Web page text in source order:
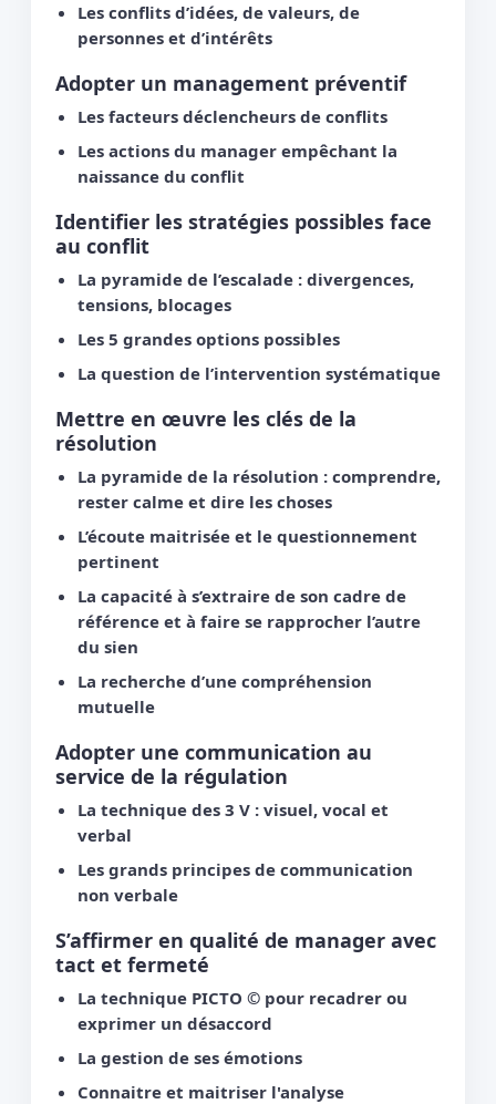
Les conflits d’idées, de valeurs, de
personnes et d’intérêts
Adopter un management préventif
Les facteurs déclencheurs de conflits
Les actions du manager empêchant la
naissance du conflit
Identifier les stratégies possibles face
au conflit
La pyramide de l’escalade : divergences,
tensions, blocages
Les 5 grandes options possibles
La question de l’intervention systématique
Mettre en œuvre les clés de la
résolution
La pyramide de la résolution : comprendre,
rester calme et dire les choses
L’écoute maitrisée et le questionnement
pertinent
La capacité à s’extraire de son cadre de
référence et à faire se rapprocher l’autre
du sien
La recherche d’une compréhension
mutuelle
Adopter une communication au
service de la régulation
La technique des 3 V : visuel, vocal et
verbal
Les grands principes de communication
non verbale
S’affirmer en qualité de manager avec
tact et fermeté
La technique PICTO © pour recadrer ou
exprimer un désaccord
La gestion de ses émotions
Connaitre et maitriser l'analyse